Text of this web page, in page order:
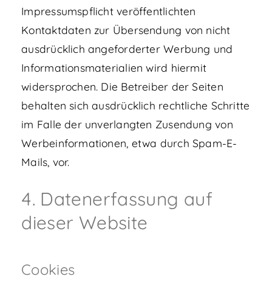
Impressumspflicht veröffentlichten
Kontaktdaten zur Übersendung von nicht
ausdrücklich angeforderter Werbung und
Informationsmaterialien wird hiermit
widersprochen. Die Betreiber der Seiten
behalten sich ausdrücklich rechtliche Schritte
im Falle der unverlangten Zusendung von
Werbeinformationen, etwa durch Spam-E-
Mails, vor.
4. Datenerfassung auf
dieser Website
Cookies